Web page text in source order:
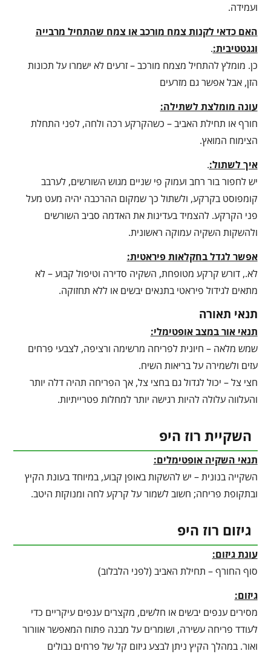
ועמידה.
האם כדאי לקנות צמח מורכב או צמח שהתחיל מרבייה
וגגטטיבית:.
כן. מומלץ להתחיל מצמח מורכב – זרעים לא ישמרו על תכונות
הזן, אבל אפשר גם מזרעים
עונה מומלצת לשתילה:
חורף או תחילת האביב – כשהקרקע רכה ולחה, לפני התחלת
הצימוח המואץ.
איך לשתול:.
יש לחפור בור רחב ועמוק פי שניים מגוש השורשים, לערבב
קומפוסט בקרקע, ולשתול כך שמקום ההרכבה יהיה מעט מעל
פני הקרקע. להצמיד בעדינות את האדמה סביב השורשים
ולהשקות השקיה עמוקה ראשונית.
אפשר לגדל בחקלאות פיראטית:
לא., דורש קרקע מטופחת, השקיה סדירה וטיפול קבוע – לא
מתאים לגידול פיראטי בתנאים יבשים או ללא תחזוקה.
תנאי תאורה
תנאי אור במצב אופטימלי:
שמש מלאה – חיונית לפריחה מרשימה ורציפה, לצבעי פרחים
עזים ולשמירה על בריאות השיח.
חצי צל – יכול לגדול גם בחצי צל, אך הפריחה תהיה דלה יותר
והעלווה עלולה להיות רגישה יותר למחלות פטרייתיות.
השקיית רוז היפ
תנאי השקיה אופטימלים:
השקייה בנונית – יש להשקות באופן קבוע, במיוחד בעונת הקיץ
ובתקופת פריחה; חשוב לשמור על קרקע לחה ומנוקזת היטב.
גיזום רוז היפ
עונת גיזום:
סוף החורף – תחילת האביב (לפני הלבלוב)
גיזום:
מסירים ענפים יבשים או חלשים, מקצרים ענפים עיקריים כדי
לעודד פריחה עשירה, ושומרים על מבנה פתוח המאפשר אוורור
ואור. במהלך הקיץ ניתן לבצע גיזום קל של פרחים נבולים